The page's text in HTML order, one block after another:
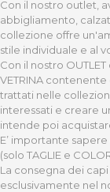
Con il nostro outlet,
abbigliamento,
collezione offre
stile individuale e al
Con il nostro
VETRINA
trattati nelle
interessati e creare
intende poi
E’ importante
(solo TAGLIE e
La consegna dei
esclusivamente nel